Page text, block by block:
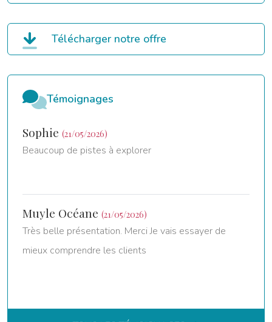
Télécharger notre offre
Témoignages
Sophie (21/05/2026)
Beaucoup de pistes à explorer
Muyle Océane (21/05/2026)
Très belle présentation. Merci Je vais essayer de
mieux comprendre les clients